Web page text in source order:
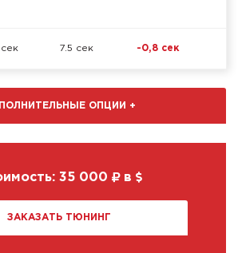
7.5 сек -0,8 сек
ОПЦИИ +
35 000 в
ЗАКАЗАТЬ ТЮНИНГ